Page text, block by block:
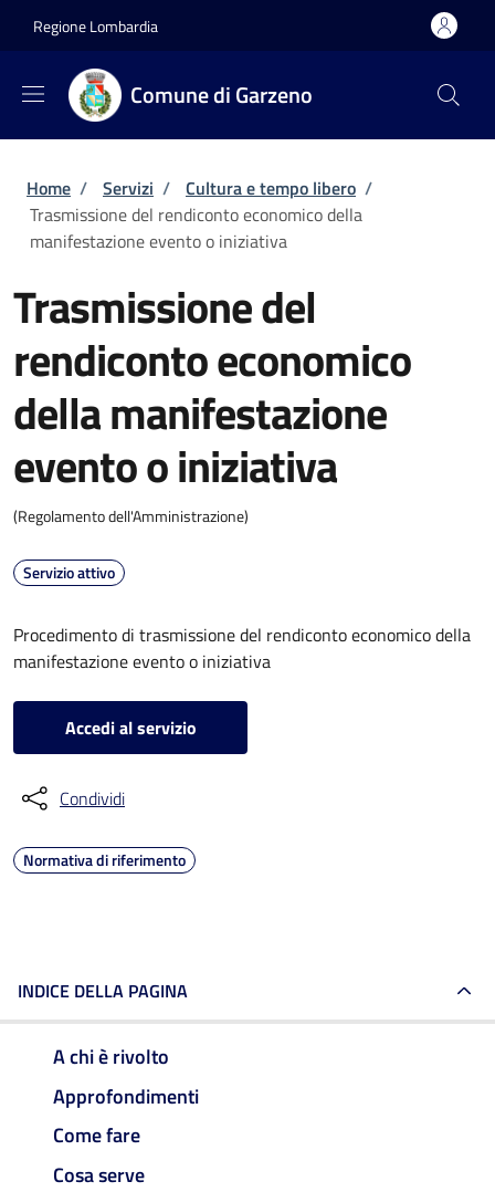
Regione Lombardia
Comune di Garzeno
Briciole di pane
Home / Servizi / Cultura e tempo libero /
Trasmissione del rendiconto economico della
manifestazione evento o iniziativa
Trasmissione del
rendiconto economico
della manifestazione
evento o iniziativa
(Regolamento dell'Amministrazione)
Servizio attivo
Procedimento di trasmissione del rendiconto economico della
manifestazione evento o iniziativa
Accedi al servizio
Condividi
Normativa di riferimento
INDICE DELLA PAGINA
A chi è rivolto
Approfondimenti
Come fare
Cosa serve